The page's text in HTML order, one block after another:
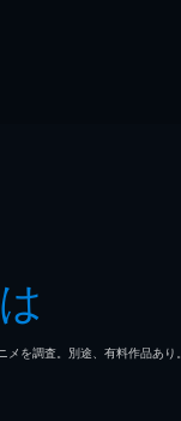
を調査。別途、有料作品あり。